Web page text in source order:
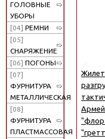
ГОЛОВНЫЕ
УБОРЫ
[04] РЕМНИ
[05]
СНАРЯЖЕНИЕ
[06] ПОГОНЫ
[07]
ФУРНИТУРА
МЕТАЛЛИЧЕСКАЯ
[08]
ФУРНИТУРА
ПЛАСТМАССОВАЯ
Жилет